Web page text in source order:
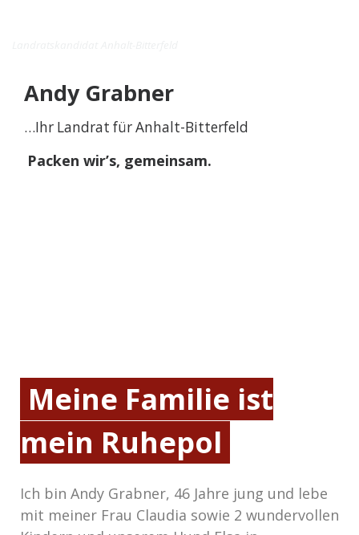
Andy Grabner
…Ihr Landrat für Anhalt-Bitterfeld
Packen wir’s, gemeinsam.
Meine Familie ist
mein Ruhepol
Ich bin Andy Grabner, 46 Jahre jung und lebe
mit meiner Frau Claudia sowie 2 wundervollen